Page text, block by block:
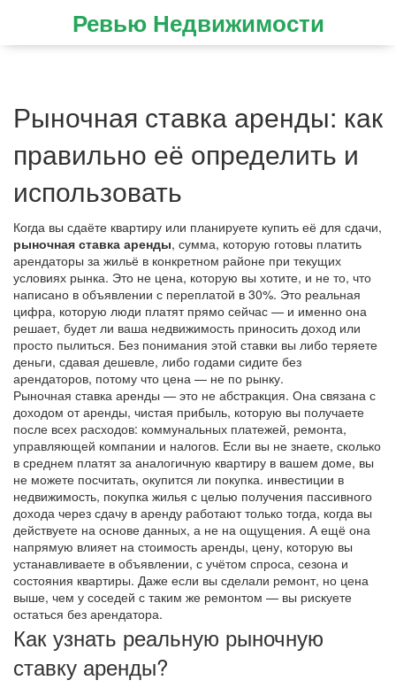
Ревью Недвижимости
Рыночная ставка аренды: как
правильно её определить и
использовать
Когда вы сдаёте квартиру или планируете купить её для сдачи,
рыночная ставка аренды, сумма, которую готовы платить
арендаторы за жильё в конкретном районе при текущих
условиях рынка. Это не цена, которую вы хотите, и не то, что
написано в объявлении с переплатой в 30%. Это реальная
цифра, которую люди платят прямо сейчас — и именно она
решает, будет ли ваша недвижимость приносить доход или
просто пылиться. Без понимания этой ставки вы либо теряете
деньги, сдавая дешевле, либо годами сидите без
арендаторов, потому что цена — не по рынку.
Рыночная ставка аренды — это не абстракция. Она связана с
доходом от аренды, чистая прибыль, которую вы получаете
после всех расходов: коммунальных платежей, ремонта,
управляющей компании и налогов. Если вы не знаете, сколько
в среднем платят за аналогичную квартиру в вашем доме, вы
не можете посчитать, окупится ли покупка. инвестиции в
недвижимость, покупка жилья с целью получения пассивного
дохода через сдачу в аренду работают только тогда, когда вы
действуете на основе данных, а не на ощущения. А ещё она
напрямую влияет на стоимость аренды, цену, которую вы
устанавливаете в объявлении, с учётом спроса, сезона и
состояния квартиры. Даже если вы сделали ремонт, но цена
выше, чем у соседей с таким же ремонтом — вы рискуете
остаться без арендатора.
Как узнать реальную рыночную
ставку аренды?